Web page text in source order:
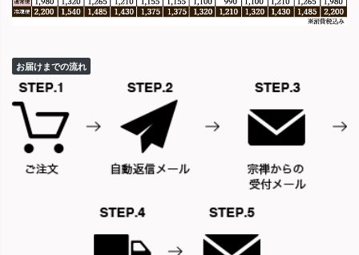
お届けまでの流れ